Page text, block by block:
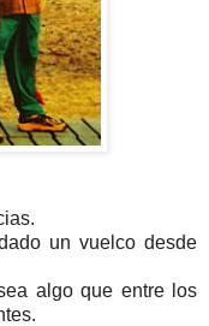
un vuelco desde
algo que entre los